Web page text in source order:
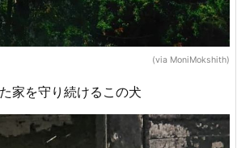
(via MoniMokshith)
家を守り続けるこの犬